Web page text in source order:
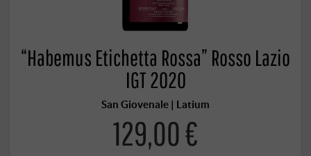
“Habemus Etichetta Rossa” Rosso Lazio
IGT 2020
San Giovenale | Latium
129,00 €